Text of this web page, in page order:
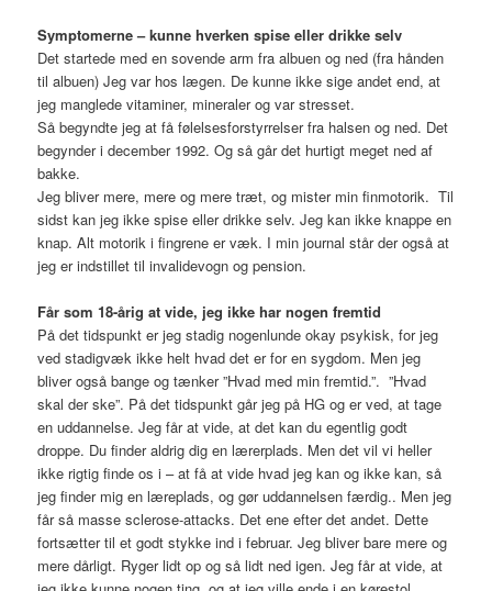
Symptomerne – kunne hverken spise eller drikke selv
Det startede med en sovende arm fra albuen og ned (fra hånden
til albuen) Jeg var hos lægen. De kunne ikke sige andet end, at
jeg manglede vitaminer, mineraler og var stresset.
Så begyndte jeg at få følelsesforstyrrelser fra halsen og ned. Det
begynder i december 1992. Og så går det hurtigt meget ned af
bakke.
Jeg bliver mere, mere og mere træt, og mister min finmotorik. Til
sidst kan jeg ikke spise eller drikke selv. Jeg kan ikke knappe en
knap. Alt motorik i fingrene er væk. I min journal står der også at
jeg er indstillet til invalidevogn og pension.
Får som 18-årig at vide, jeg ikke har nogen fremtid
På det tidspunkt er jeg stadig nogenlunde okay psykisk, for jeg
ved stadigvæk ikke helt hvad det er for en sygdom. Men jeg
bliver også bange og tænker ”Hvad med min fremtid.”. ”Hvad
skal der ske”. På det tidspunkt går jeg på HG og er ved, at tage
en uddannelse. Jeg får at vide, at det kan du egentlig godt
droppe. Du finder aldrig dig en lærerplads. Men det vil vi heller
ikke rigtig finde os i – at få at vide hvad jeg kan og ikke kan, så
jeg finder mig en læreplads, og gør uddannelsen færdig.. Men jeg
får så masse sclerose-attacks. Det ene efter det andet. Dette
fortsætter til et godt stykke ind i februar. Jeg bliver bare mere og
mere dårligt. Ryger lidt op og så lidt ned igen. Jeg får at vide, at